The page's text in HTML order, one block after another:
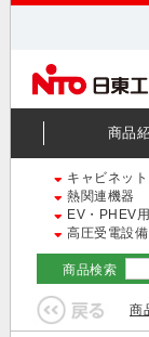
商品
キャビネット
熱関連機器
EV・PHEV
高圧受電設備
商品検索
商